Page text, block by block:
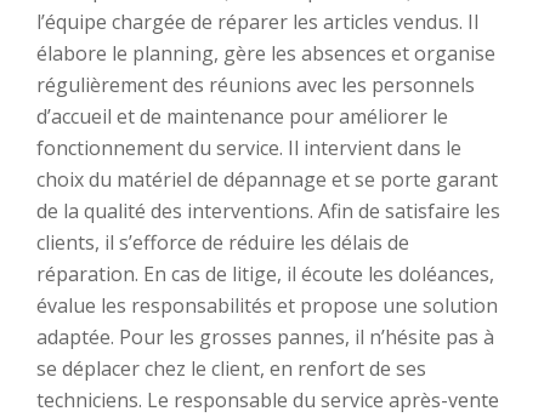
l’équipe chargée de réparer les articles vendus. Il
élabore le planning, gère les absences et organise
régulièrement des réunions avec les personnels
d’accueil et de maintenance pour améliorer le
fonctionnement du service. Il intervient dans le
choix du matériel de dépannage et se porte garant
de la qualité des interventions. Afin de satisfaire les
clients, il s’efforce de réduire les délais de
réparation. En cas de litige, il écoute les doléances,
évalue les responsabilités et propose une solution
adaptée. Pour les grosses pannes, il n’hésite pas à
se déplacer chez le client, en renfort de ses
techniciens. Le responsable du service après-vente